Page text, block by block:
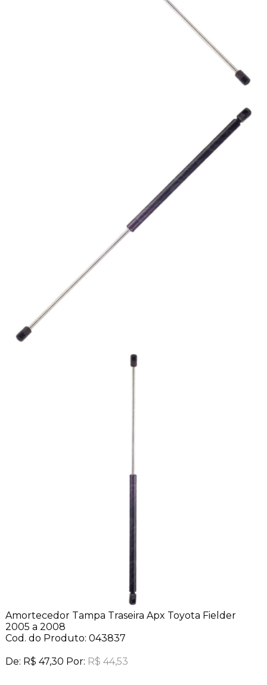
Amortecedor Tampa Traseira Apx Toyota Fielder
2005 a 2008
Cod. do Produto: 043837
De: R$ 47,30 Por: R$ 44,53